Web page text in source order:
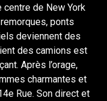
centre de New York
ponts
deviennent des
des camions est
Après l’orage,
charmantes et
Rue. Son direct et